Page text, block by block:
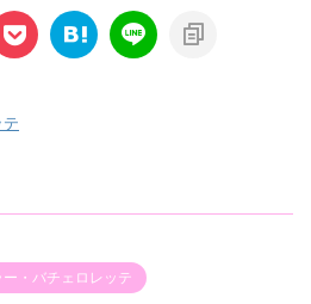
・バチェロレッテ